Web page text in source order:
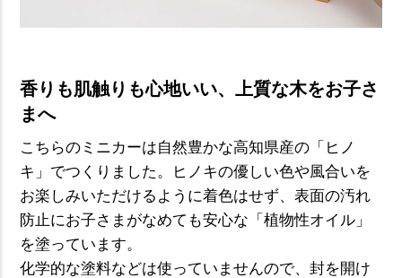
香りも肌触りも心地いい、上質な木をお子さ
まへ
こちらのミニカーは自然豊かな高知県産の「ヒノ
キ」でつくりました。ヒノキの優しい色や風合いを
お楽しみいただけるように着色はせず、表面の汚れ
防止にお子さまがなめても安心な「植物性オイル」
を塗っています。
化学的な塗料などは使っていませんので、封を開け